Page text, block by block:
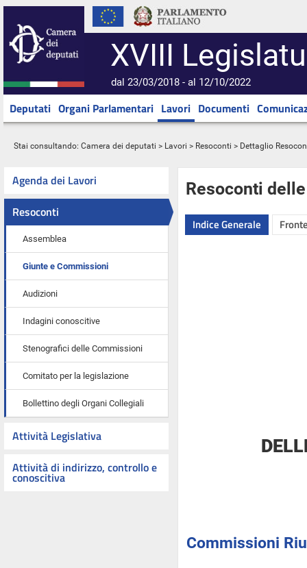
XVIII
dal 23/03/2018 - al 12/10/2022
Deputati Organi Parlamentari Lavori Documenti
Stai consultando: Camera dei deputati > Lavori > Resoconti > Dettaglio
Agenda dei Lavori
Resoconti
Assemblea
Giunte e Commissioni
Audizioni
Indagini conoscitive
Stenografici delle Commissioni
Comitato per la legislazione
Bollettino degli Organi Collegiali
Attività Legislativa
Attività di indirizzo, controllo e
conoscitiva
Resoconti
Indice Generale
Commissioni